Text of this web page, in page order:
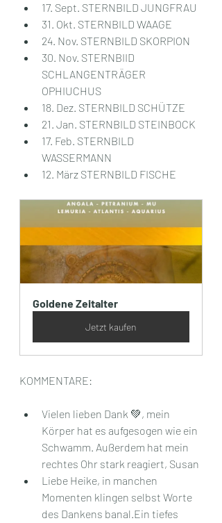
17. Sept. STERNBILD JUNGFRAU
31. Okt. STERNBILD WAAGE
24. Nov. STERNBILD SKORPION
30. Nov. STERNBIID
SCHLANGENTRÄGER
OPHIUCHUS
18. Dez. STERNBILD SCHÜTZE
21. Jan. STERNBILD STEINBOCK
17. Feb. STERNBILD
WASSERMANN
12. März STERNBILD FISCHE
Goldene Zeitalter
Jetzt kaufen
KOMMENTARE:
Vielen lieben Dank 💚, mein
Körper hat es aufgesogen wie ein
Schwamm. Außerdem hat mein
rechtes Ohr stark reagiert, Susan
Liebe Heike, in manchen
Momenten klingen selbst Worte
des Dankens banal.Ein tiefes